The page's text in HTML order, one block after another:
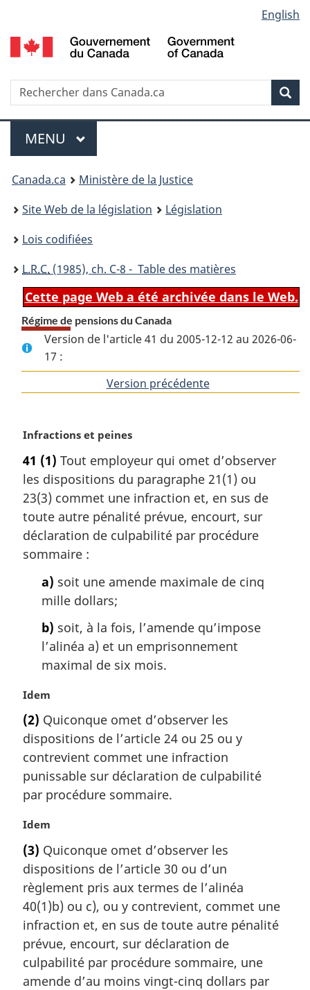
au
contenu
propos
de
la
HTML
simplifiée
selection
English
Recherche
Menu
MENU PRINCIPAL
You
are
here:
Canada.ca
Ministère de la Justice
Site Web de la législation
Législation
Lois codifiées
L.R.C. (1985), ch. C-8 - Table des matières
Cette page Web a été archivée dans le Web.
Régime de pensions du Canada
Version de l'article 41 du 2005-12-12 au 2026-06-
17 :
Version précédentede
N
t
e
m
a
g
i
Infractions et peines
41 (1) Tout employeur qui omet d’observer
les dispositions du paragraphe 21(1) ou
23(3) commet une infraction et, en sus de
toute autre pénalité prévue, encourt, sur
déclaration de culpabilité par procédure
sommaire :
a) soit une amende maximale de cinq
mille dollars;
b) soit, à la fois, l’amende qu’impose
l’alinéa a) et un emprisonnement
maximal de six mois.
N
t
e
m
a
r
g
n
a
e
:
Idem
(2) Quiconque omet d’observer les
dispositions de l’article 24 ou 25 ou y
contrevient commet une infraction
punissable sur déclaration de culpabilité
par procédure sommaire.
N
t
e
m
a
r
g
i
n
a
Idem
(3) Quiconque omet d’observer les
dispositions de l’article 30 ou d’un
règlement pris aux termes de l’alinéa
40(1)b) ou c), ou y contrevient, commet une
infraction et, en sus de toute autre pénalité
prévue, encourt, sur déclaration de
culpabilité par procédure sommaire, une
amende d’au moins vingt-cinq dollars par